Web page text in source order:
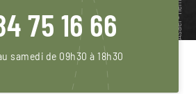
75 16 66
samedi de 09h30 à 18h30